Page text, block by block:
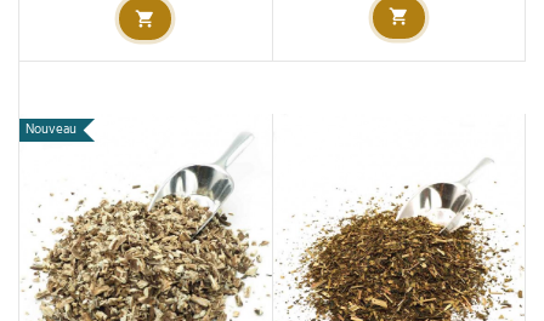
Nouveau